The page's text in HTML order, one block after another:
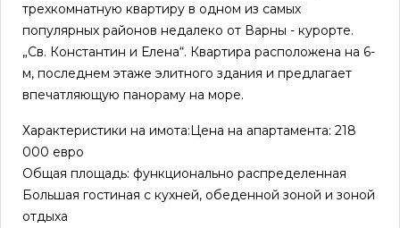
трехкомнатную квартиру в одном из самых
популярных районов недалеко от Варны - курорте.
„Св. Константин и Елена“. Квартира расположена на 6-
м, последнем этаже элитного здания и предлагает
впечатляющую панораму на море.
Характеристики на имота:Цена на апартамента: 218
000 евро
Общая площадь: функционально распределенная
Большая гостиная с кухней, обеденной зоной и зоной
отдыха